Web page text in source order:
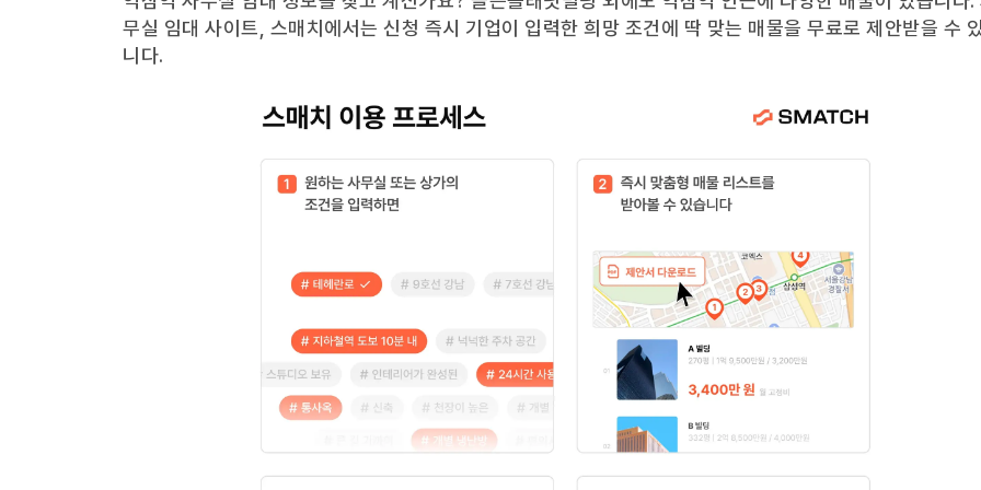
무실 임대 사이트, 스매치에서는 신청 즉시 기업이 입력한 희망 조건에 딱 맞는 매물을 무료로 제안받을 수
니다.